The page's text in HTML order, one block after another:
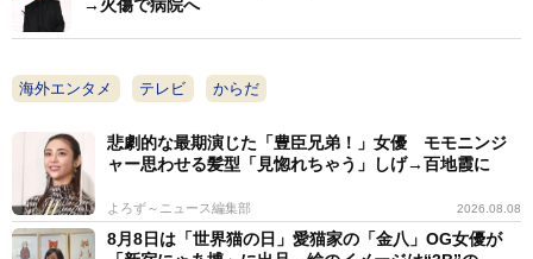
→火傷で病院へ
海外エンタメ テレビ からだ
悲劇的な最期演じた「豊臣兄弟！」女優 モモニンジ
ャー思わせる髪型「見惚れちゃう」しげ→百地霞に
よろず～ニュース編集部 2026.08.08
8月8日は「世界猫の日」愛猫家の「金八」OG女優が